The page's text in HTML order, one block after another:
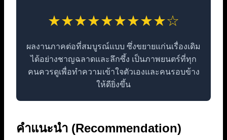
★★★★★★★★★☆
ผลงานภาคต่อที่สมบูรณ์แบบ ซึ่งขยายแก่นเรื่องเดิม
ได้อย่างชาญฉลาดและลึกซึ้ง เป็นภาพยนตร์ที่ทุก
คนควรดูเพื่อทำความเข้าใจตัวเองและคนรอบข้าง
ให้ดียิ่งขึ้น
คำแนะนำ (Recommendation)